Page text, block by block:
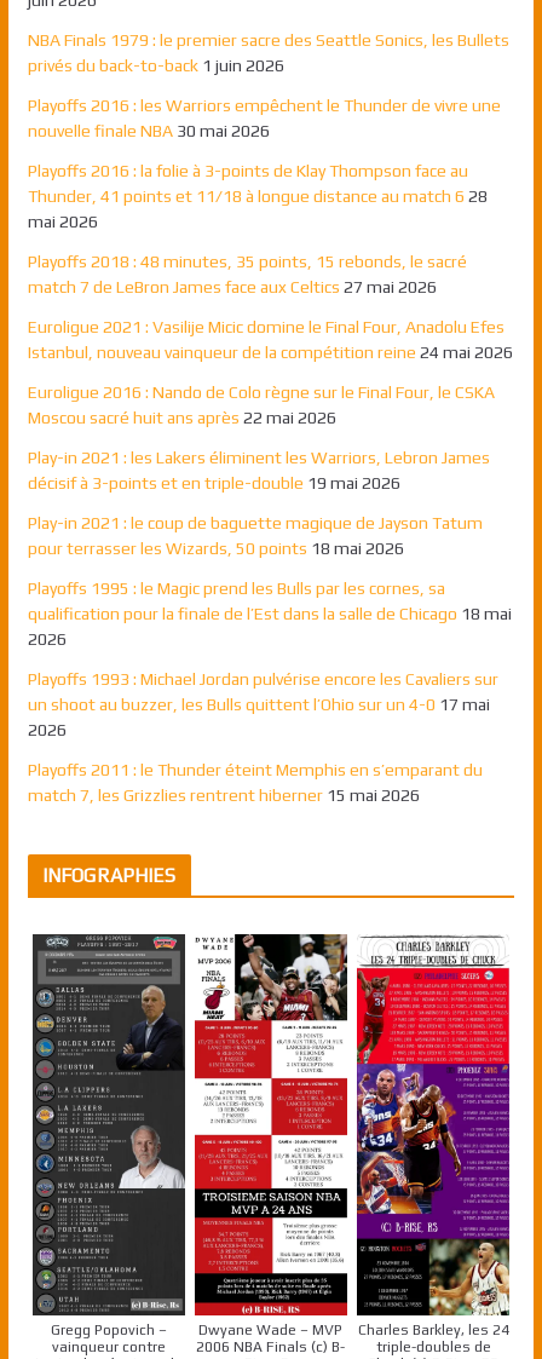
NBA Finals 1979 : le premier sacre des Seattle Sonics, les Bullets
privés du back-to-back 1 juin 2026
Playoffs 2016 : les Warriors empêchent le Thunder de vivre une
nouvelle finale NBA 30 mai 2026
Playoffs 2016 : la folie à 3-points de Klay Thompson face au
Thunder, 41 points et 11/18 à longue distance au match 6 28
mai 2026
Playoffs 2018 : 48 minutes, 35 points, 15 rebonds, le sacré
match 7 de LeBron James face aux Celtics 27 mai 2026
Euroligue 2021 : Vasilije Micic domine le Final Four, Anadolu Efes
Istanbul, nouveau vainqueur de la compétition reine 24 mai 2026
Euroligue 2016 : Nando de Colo règne sur le Final Four, le CSKA
Moscou sacré huit ans après 22 mai 2026
Play-in 2021 : les Lakers éliminent les Warriors, Lebron James
décisif à 3-points et en triple-double 19 mai 2026
Play-in 2021 : le coup de baguette magique de Jayson Tatum
pour terrasser les Wizards, 50 points 18 mai 2026
Playoffs 1995 : le Magic prend les Bulls par les cornes, sa
qualification pour la finale de l’Est dans la salle de Chicago 18 mai
2026
Playoffs 1993 : Michael Jordan pulvérise encore les Cavaliers sur
un shoot au buzzer, les Bulls quittent l’Ohio sur un 4-0 17 mai
2026
Playoffs 2011 : le Thunder éteint Memphis en s’emparant du
match 7, les Grizzlies rentrent hiberner 15 mai 2026
INFOGRAPHIES
Gregg Popovich –
vainqueur contre
Dwyane Wade – MVP
2006 NBA Finals (c) B-
Charles Barkley, les 24
triple-doubles de